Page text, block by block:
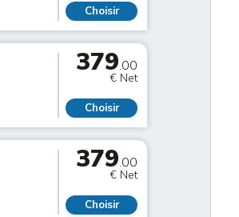
Choisir
379.00
€ Net
Choisir
379.00
€ Net
Choisir